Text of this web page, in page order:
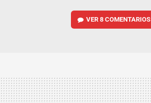
VER8 COMENTARIOS